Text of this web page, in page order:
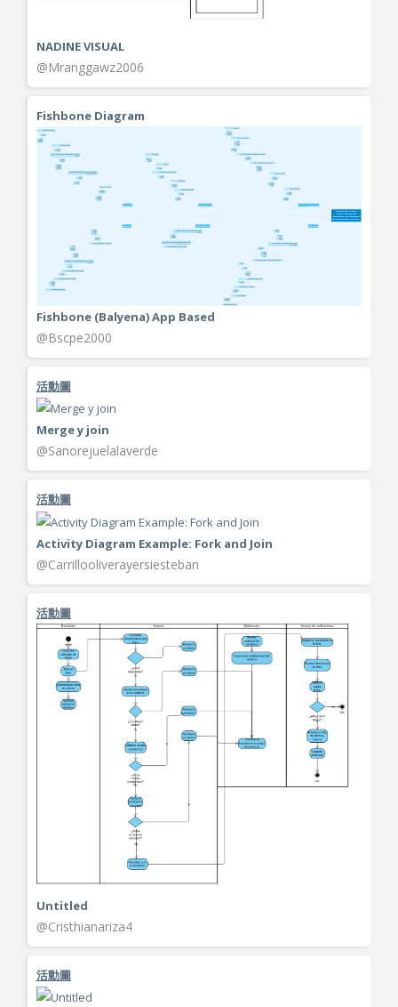
NADINE VISUAL
@Mranggawz2006
Fishbone Diagram
Fishbone (Balyena) App Based
@Bscpe2000
活動圖
Merge y join
@Sanorejuelalaverde
活動圖
Activity Diagram Example: Fork and Join
@Carrillooliverayersiesteban
活動圖
Untitled
@Cristhianariza4
活動圖